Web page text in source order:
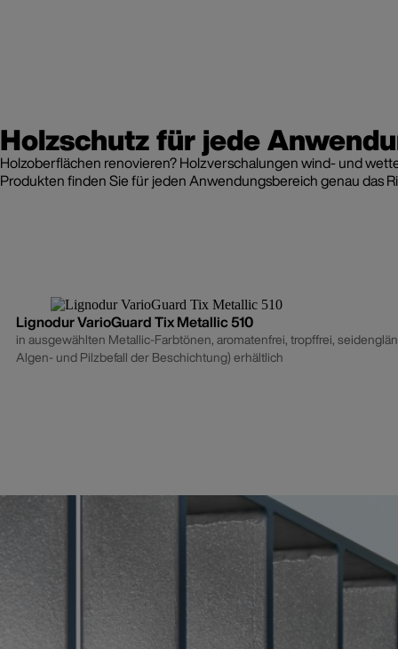
Holzschutz für jede
Holzoberflächen renovieren? Holzverschalungen wind- und
Produkten finden Sie für jeden Anwendungsbereich genau das
Lignodur VarioGuard Tix Metallic 510
in ausgewählten Metallic-Farbtönen, aromatenfrei, tropffrei, seidenglänzend, für außen und innen,
Algen- und Pilzbefall der Beschichtung) erhältlich